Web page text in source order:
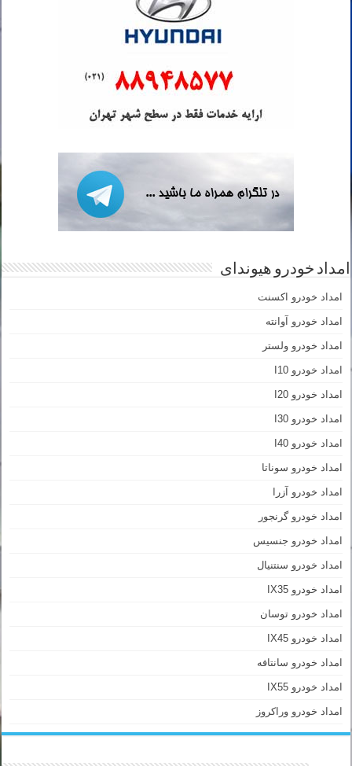
امداد خودرو هیوندای
امداد خودرو اکسنت
امداد خودرو آوانته
امداد خودرو ولستر
امداد خودرو I10
امداد خودرو I20
امداد خودرو I30
امداد خودرو I40
امداد خودرو سوناتا
امداد خودرو آزرا
امداد خودرو گرنجور
امداد خودرو جنسیس
امداد خودرو سنتنیال
امداد خودرو IX35
امداد خودرو توسان
امداد خودرو IX45
امداد خودرو سانتافه
امداد خودرو IX55
امداد خودرو وراکروز